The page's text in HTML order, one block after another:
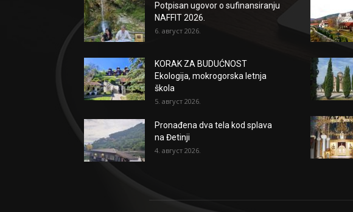
Potpisan ugovor o sufinansiranju
NAFFIT 2026.
6. август 2026.
KORAK ZA BUDUĆNOST
Ekologija, mokrogorska letnja
škola
5. август 2026.
Pronađena dva tela kod splava
na Đetinji
4. август 2026.